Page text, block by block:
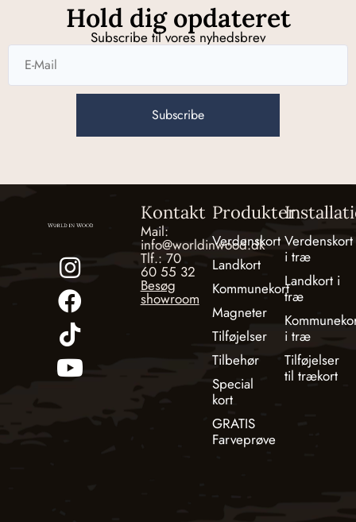
Hold dig opdateret
Subscribe til vores nyhedsbrev
Subscribe
Kontakt
Mail:
info@worldinwood.dk
Tlf.: 70
60 55 32
Besøg
showroom
Produkter
Verdenskort
Landkort
Kommunekort
Magneter
Tilføjelser
Tilbehør
Special
kort
GRATIS
Farveprøve
Verdenskort
i træ
Landkort i
træ
i træ
Tilføjelser
til trækort